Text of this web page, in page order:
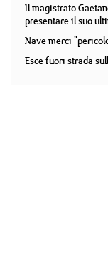
Il magistrato
presentare il suo
Nave merci
Esce fuori strada